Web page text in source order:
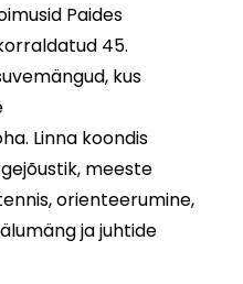
Paides
45.
kus
Linna koondis
meeste
orienteerumine,
ja juhtide